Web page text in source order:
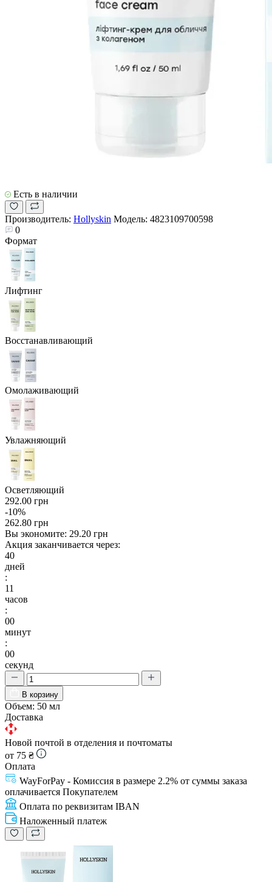
Есть в наличии
Производитель: Hollyskin Модель: 4823109700598
0
Формат
Лифтинг
Восстанавливающий
Омолаживающий
Увлажняющий
Осветляющий
292.00 грн
-10%
262.80 грн
Вы экономите: 29.20 грн
Акция заканчивается через:
40
дней
:
10
часов
:
59
минут
:
59
секунд
В корзину
Объем: 50 мл
Доставка
Новой почтой в отделения и почтоматы
от 75 ₴
Оплата
WayForPay - Комиссия в размере 2.2% от суммы заказа
оплачивается Покупателем
Оплата по реквизитам IBAN
Наложенный платеж